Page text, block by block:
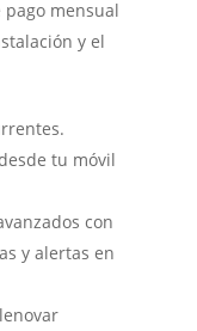
mensual
y el
tu móvil
con
y alertas en